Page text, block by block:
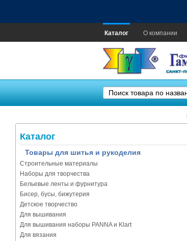
Каталог О компании
Каталог
Товары для шитья и рукоделия
Строительные материалы
Наборы для творчества
Бельевые ленты и фурнитура
Бисер, бусы, бижутерия
Детское творчество
Для вышивания
Для вышивания наборы PANNA и Klart
Для вязания